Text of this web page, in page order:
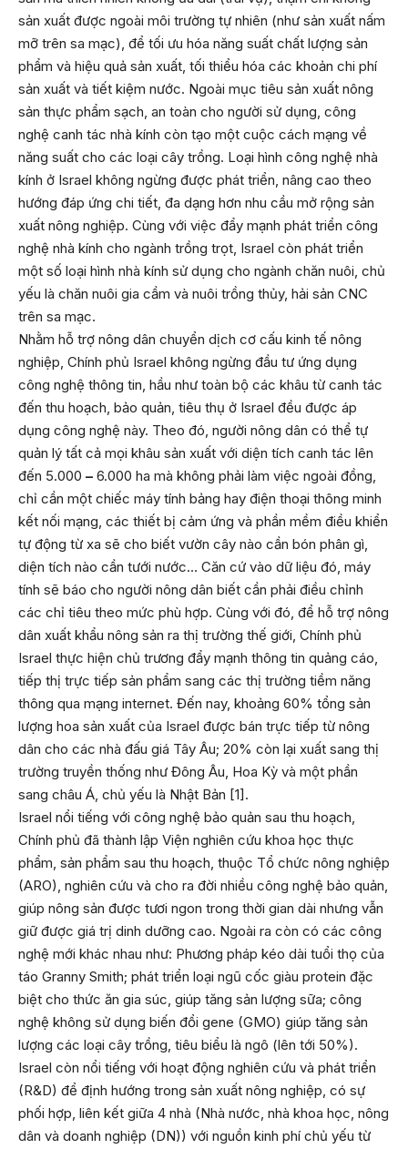
sản xuất được ngoài môi trường tự nhiên (như sản xuất nấm
mỡ trên sa mạc), để tối ưu hóa năng suất chất lượng sản
phẩm và hiệu quả sản xuất, tối thiểu hóa các khoản chi phí
sản xuất và tiết kiệm nước. Ngoài mục tiêu sản xuất nông
sản thực phẩm sạch, an toàn cho người sử dụng, công
nghệ canh tác nhà kính còn tạo một cuộc cách mạng về
năng suất cho các loại cây trồng. Loại hình công nghệ nhà
kính ở Israel không ngừng được phát triển, nâng cao theo
hướng đáp ứng chi tiết, đa dạng hơn nhu cầu mở rộng sản
xuất nông nghiệp. Cùng với việc đẩy mạnh phát triển công
nghệ nhà kính cho ngành trồng trọt, Israel còn phát triển
một số loại hình nhà kính sử dụng cho ngành chăn nuôi, chủ
yếu là chăn nuôi gia cầm và nuôi trồng thủy, hải sản CNC
trên sa mạc.
Nhằm hỗ trợ nông dân chuyển dịch cơ cấu kinh tế nông
nghiệp, Chính phủ Israel không ngừng đầu tư ứng dụng
công nghệ thông tin, hầu như toàn bộ các khâu từ canh tác
đến thu hoạch, bảo quản, tiêu thụ ở Israel đều được áp
dụng công nghệ này. Theo đó, người nông dân có thể tự
quản lý tất cả mọi khâu sản xuất với diện tích canh tác lên
đến 5.000 – 6.000 ha mà không phải làm việc ngoài đồng,
chỉ cần một chiếc máy tính bảng hay điện thoại thông minh
kết nối mạng, các thiết bị cảm ứng và phần mềm điều khiển
tự động từ xa sẽ cho biết vườn cây nào cần bón phân gì,
diện tích nào cần tưới nước… Căn cứ vào dữ liệu đó, máy
tính sẽ báo cho người nông dân biết cần phải điều chỉnh
các chỉ tiêu theo mức phù hợp. Cùng với đó, để hỗ trợ nông
dân xuất khẩu nông sản ra thị trường thế giới, Chính phủ
Israel thực hiện chủ trương đẩy mạnh thông tin quảng cáo,
tiếp thị trực tiếp sản phẩm sang các thị trường tiềm năng
thông qua mạng internet. Đến nay, khoảng 60% tổng sản
lượng hoa sản xuất của Israel được bán trực tiếp từ nông
dân cho các nhà đấu giá Tây Âu; 20% còn lại xuất sang thị
trường truyền thống như Đông Âu, Hoa Kỳ và một phần
sang châu Á, chủ yếu là Nhật Bản [1].
Israel nổi tiếng với công nghệ bảo quản sau thu hoạch,
Chính phủ đã thành lập Viện nghiên cứu khoa học thực
phẩm, sản phẩm sau thu hoạch, thuộc Tổ chức nông nghiệp
(ARO), nghiên cứu và cho ra đời nhiều công nghệ bảo quản,
giúp nông sản được tươi ngon trong thời gian dài nhưng vẫn
giữ được giá trị dinh dưỡng cao. Ngoài ra còn có các công
nghệ mới khác nhau như: Phương pháp kéo dài tuổi thọ của
táo Granny Smith; phát triển loại ngũ cốc giàu protein đặc
biệt cho thức ăn gia súc, giúp tăng sản lượng sữa; công
nghệ không sử dụng biến đổi gene (GMO) giúp tăng sản
lượng các loại cây trồng, tiêu biểu là ngô (lên tới 50%).
Israel còn nổi tiếng với hoạt động nghiên cứu và phát triển
(R&D) để định hướng trong sản xuất nông nghiệp, có sự
phối hợp, liên kết giữa 4 nhà (Nhà nước, nhà khoa học, nông
dân và doanh nghiệp (DN)) với nguồn kinh phí chủ yếu từ